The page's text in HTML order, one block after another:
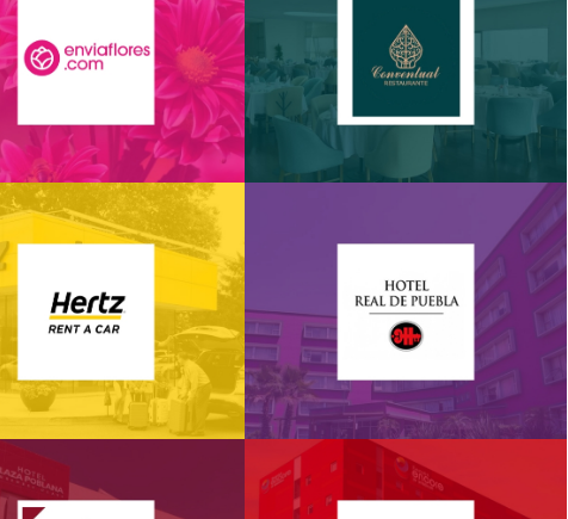
ENVÍA FLORES
RESTAURANTE
CONVENTUAL
Hertz – AVASA Hotel Real de Puebla